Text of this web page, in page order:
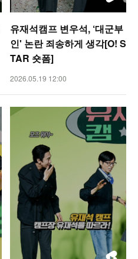
유재석캠프 변우석, ‘대군부
인' 논란 죄송하게 생각[O! S
TAR 숏폼]
2026.05.19 12:00